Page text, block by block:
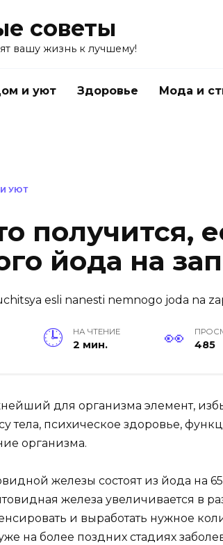
советы
вашу жизнь к лучшему!
и уют Здоровье Мода и
УЮТ
получится,
йода на
НА ЧТЕНИЕ
2 мин. 485
для организма элемент,
тела, психическое здоровье,
организма.
железы состоят из йода на
железа увеличивается в
и выработать нужное
на более поздних стадиях